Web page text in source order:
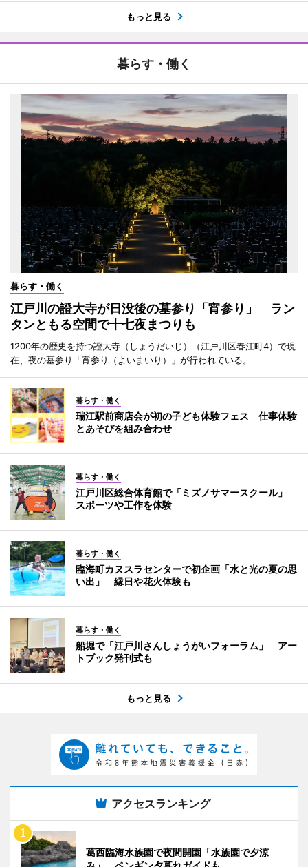
もっと見る
暮らす・働く
暮らす・働く
江戸川の證大寺が日没後の墓参り「宵参り」 ラン
タンともる空間で十七夜まつりも
1200年の歴史を持つ證大寺（しょうだいじ）（江戸川区春江町4）で現
在、夜の墓参り「宵参り（よいまいり）」が行われている。
暮らす・働く
瑞江駅前商店会が初の子ども体験フェス 仕事体験
とあそびを組み合わせ
暮らす・働く
江戸川区総合体育館で「ミズノサマースクール」
スポーツや工作を体験
暮らす・働く
臨海町カヌスラセンターで初企画「水と光の夏の思
い出」 縁日や花火体験も
暮らす・働く
船堀で「江戸川さんしょうがいフォーラム」 アー
トブック発刊式も
もっと見る
アクセスランキング
葛西臨海水族園で夜間開園「水族園で夕涼